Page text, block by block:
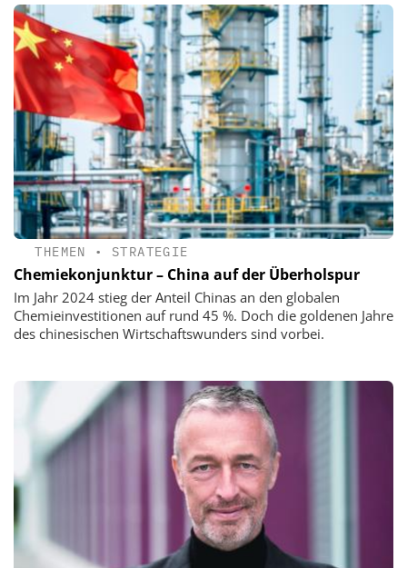
THEMEN • STRATEGIE
Chemiekonjunktur – China auf der Überholspur
Im Jahr 2024 stieg der Anteil Chinas an den globalen
Chemieinvestitionen auf rund 45 %. Doch die goldenen Jahre
des chinesischen Wirtschaftswunders sind vorbei.